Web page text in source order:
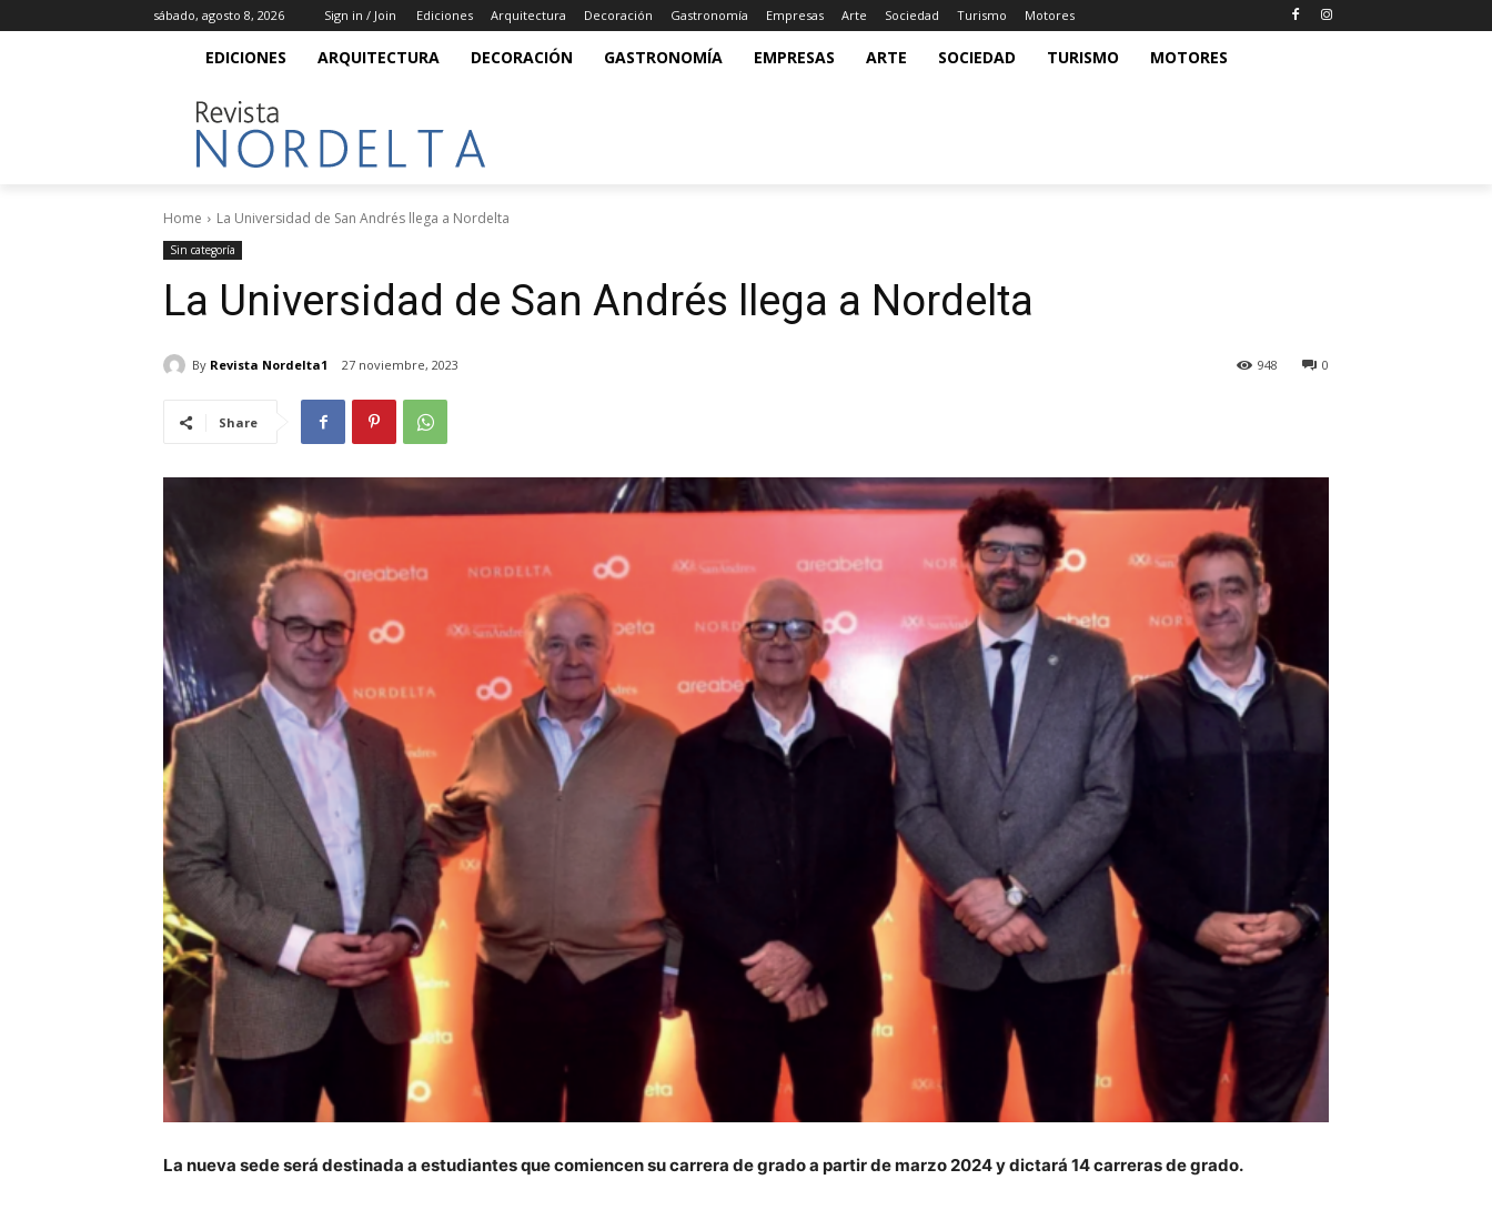
sábado, agosto 8, 2026 Sign in / Join Ediciones Arquitectura Decoración Gastronomía Empresas Arte Sociedad Turismo Motores
EDICIONES ARQUITECTURA DECORACIÓN GASTRONOMÍA EMPRESAS ARTE SOCIEDAD TURISMO MOTORES
Home La Universidad de San Andrés llega a Nordelta
Sin categoría
La Universidad de San Andrés llega a Nordelta
By Revista Nordelta1 27 noviembre, 2023 0
948
Share
La nueva sede será destinada a estudiantes que comiencen su carrera de grado a partir de marzo 2024 y dictará 14 carreras de grado.